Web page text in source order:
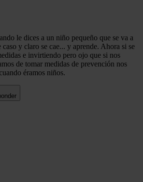
le dices a un niño pequeño que se va a
caso y claro se cae... y aprende. Ahora si se
e invirtiendo pero ojo que si nos
de tomar medidas de prevención nos
éramos niños.